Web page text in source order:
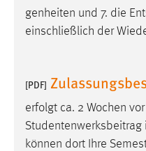
genheiten und 7. die
einschließlich der
[PDF]
erfolgt ca. 2 Wochen
Studentenwerksbeitrag
können dort Ihre
Name:
Cookie Laufzeit:
Facebook Pixel